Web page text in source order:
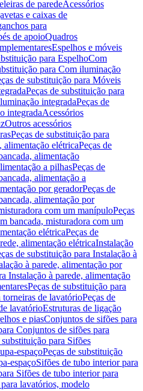
de paredeAcessórios
e caixas de
para
de apoioQuadros
Espelhos e móveis
para EspelhoCom
para Com iluminação
de substituição para Móveis
Peças de substituição para
integradaPeças de
integradaAcessórios
Outros acessórios
Peças de substituição para
alimentação elétricaPeças de
alimentação
a pilhasPeças de
alimentação a
por geradorPeças de
alimentação por
com um manípuloPeças
bancada, misturadora com um
elétricaPeças de
alimentação elétricaInstalação
de substituição para Instalação à
à parede, alimentação por
Instalação à parede, alimentação
Peças de substituição para
torneiras de lavatórioPeças de
lavatórioEstruturas de ligação
e piasConjuntos de sifões para
Conjuntos de sifões para
substituição para Sifões
espaçoPeças de substituição
espaçoSifões de tubo interior para
Sifões de tubo interior para
lavatórios, modelo